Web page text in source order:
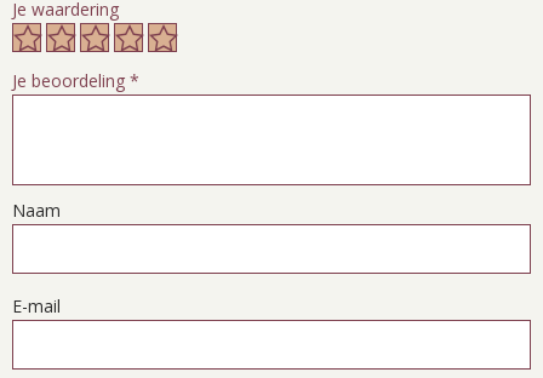
Je waardering
Je beoordeling *
Naam
E-mail